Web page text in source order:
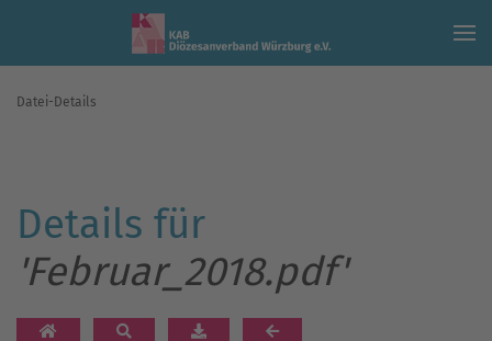
Skip to main content
Datei-Details
Details für
'Februar_2018.pdf'